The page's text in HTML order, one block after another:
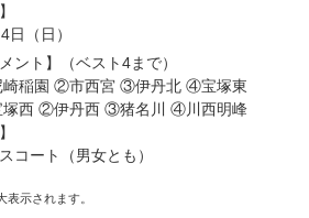
日（日）
ント】（ベスト4まで）
崎稲園 ②市西宮 ③伊丹北 ④宝塚東
塚西 ②伊丹西 ③猪名川 ④川西明峰
コート（男女とも）
表示されます。